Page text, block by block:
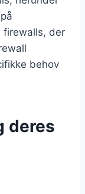
firewalls, der
behov
deres